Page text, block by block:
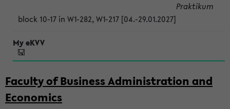
block 10-17 in W1-282, W1-217 [04.-29.01.2027]
Praktikum
Faculty of Business Administration and
Economics